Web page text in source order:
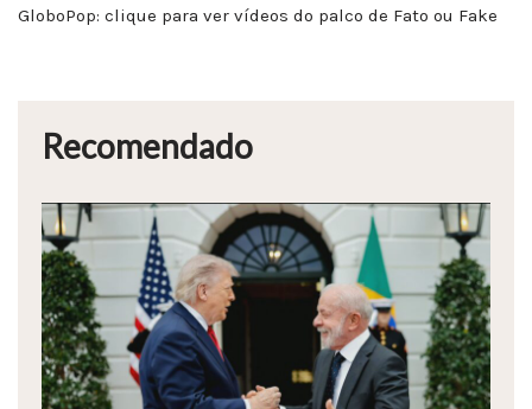
GloboPop: clique para ver vídeos do palco de Fato ou Fake
Recomendado